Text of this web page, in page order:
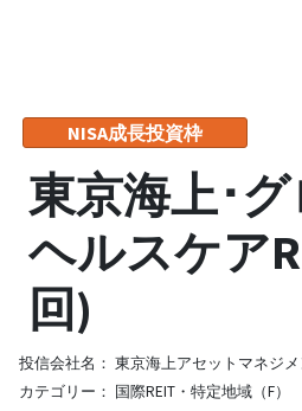
NISA成長投資枠
東京海上･
ヘルスケア
回)
投信会社名： 東京海上アセットマネジメ
カテゴリー： 国際REIT・特定地域（F）